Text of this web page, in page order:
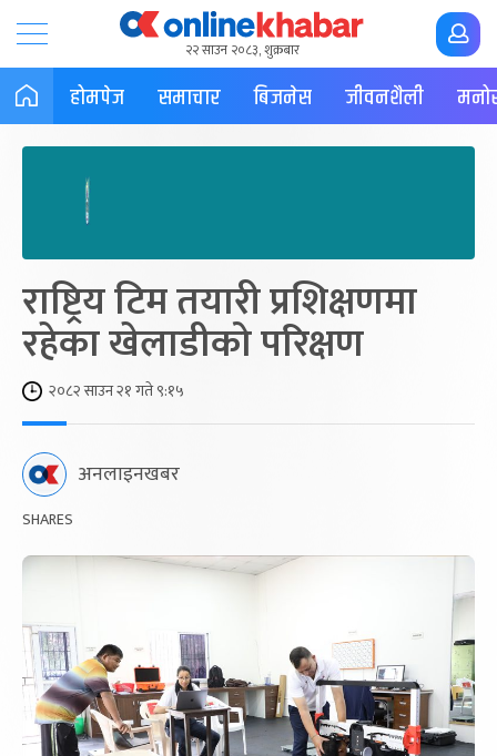
२२ साउन २०८३, शुक्रबार
होमपेज समाचार बिजनेस जीवनशैली
राष्ट्रिय टिम तयारी प्रशिक्षणमा
रहेका खेलाडीको परिक्षण
२०८२ साउन २१ गते ९:१५
अनलाइनखबर
SHARES